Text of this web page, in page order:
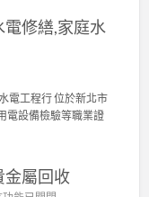
電修繕,家庭水
電工程行 位於新北市
電設備檢驗等職業證
金屬回收